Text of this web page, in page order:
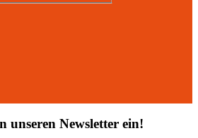
unseren Newsletter ein!